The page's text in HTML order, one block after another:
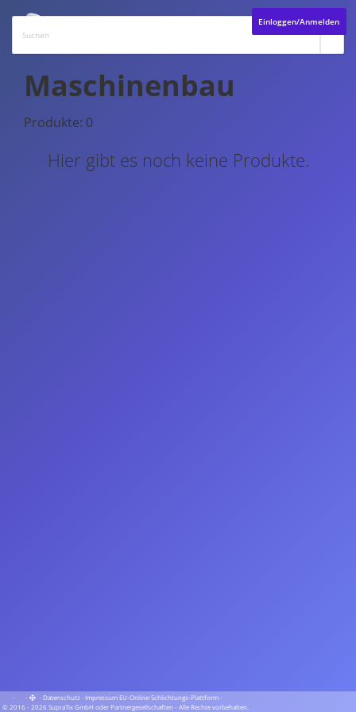
Einloggen/Anmelden
Maschinenbau
Produkte: 0
Hier gibt es noch keine Produkte.
· · ·Datenschutz ·Impressum EU-Online-Schlichtungs-Plattform ·
© 2016 - 2026 SupraTix GmbH oder Partnergesellschaften - Alle Rechte vorbehalten.